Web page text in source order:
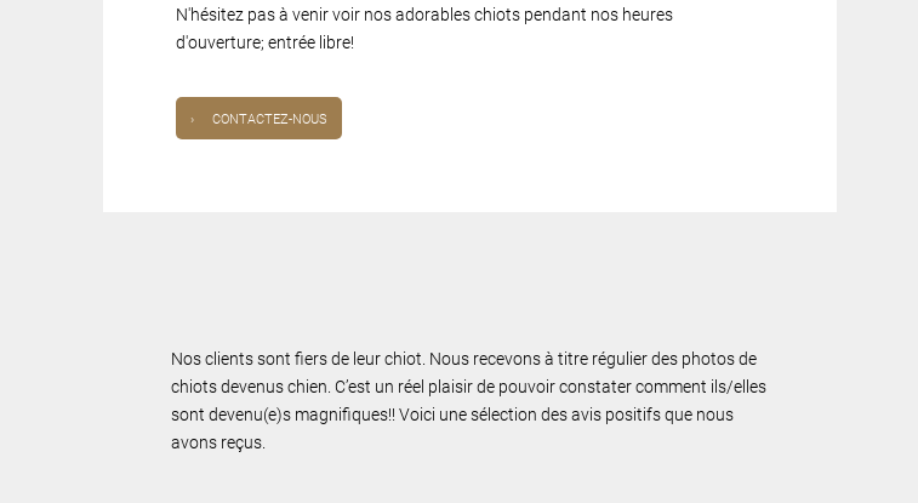
N'hésitez pas à venir voir nos adorables chiots pendant nos heures
d'ouverture; entrée libre!
› CONTACTEZ-NOUS
Nos clients sont fiers de leur chiot. Nous recevons à titre régulier des photos de
chiots devenus chien. C’est un réel plaisir de pouvoir constater comment ils/elles
sont devenu(e)s magnifiques!! Voici une sélection des avis positifs que nous
avons reçus.